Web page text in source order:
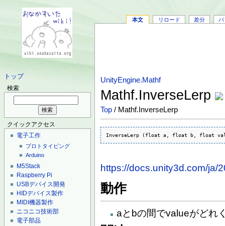
トップ
検索
クイックアクセス
電子工作
プロトタイピング
Arduino
M5Stack
Raspberry Pi
USBデバイス開発
HIDデバイス製作
MIDI機器製作
ニコニコ技術部
電子部品
本文 リロード 差分 バ
UnityEngine.Mathf
Mathf.InverseLerp
Top / Mathf.InverseLerp
InverseLerp (float a, float b, float
https://docs.unity3d.com/ja/
動作
aとbの間でvalueがどれ